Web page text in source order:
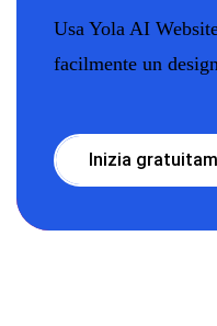
Usa Yola AI
facilmente un
Inizia